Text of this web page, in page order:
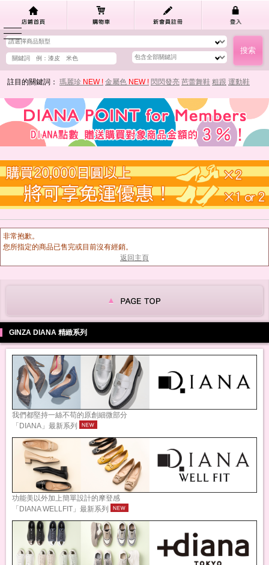
註目的關鍵詞： 瑪麗珍 NEW ! 金屬色 NEW ! 閃閃發亮 芭蕾舞鞋 粗跟 運動鞋
非常抱歉。
您所指定的商品已售完或目前沒有經銷。
返回主頁
GINZA DIANA 精緻系列
我們都堅持一絲不苟的原創細微部分
「DIANA」最新系列
功能美以外加上簡單設計的摩登感
「DIANA WELLFIT」最新系列